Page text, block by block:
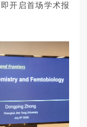
开启首场学术报